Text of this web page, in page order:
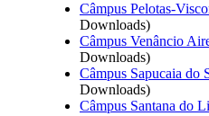
Câmpus Pelotas-
Downloads)
Câmpus Venâncio
Downloads)
Câmpus Sapucaia do
Downloads)
Câmpus Santana do